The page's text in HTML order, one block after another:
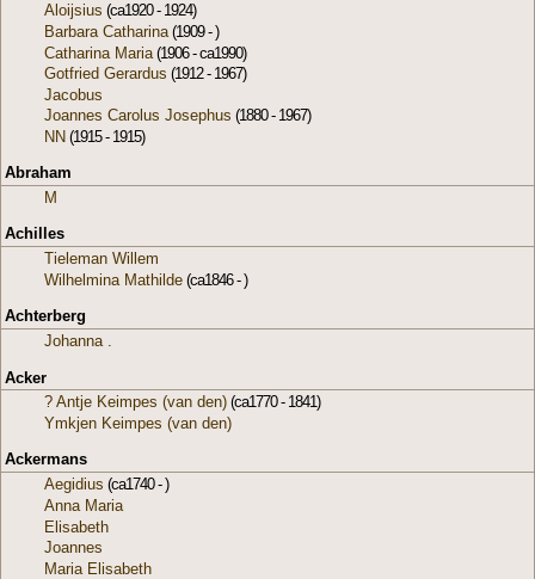
Aloijsius (ca1920 - 1924)
Barbara Catharina (1909 - )
Catharina Maria (1906 - ca1990)
Gotfried Gerardus (1912 - 1967)
Jacobus
Joannes Carolus Josephus (1880 - 1967)
NN (1915 - 1915)
Abraham
M
Achilles
Tieleman Willem
Wilhelmina Mathilde (ca1846 - )
Achterberg
Johanna .
Acker
? Antje Keimpes (van den) (ca1770 - 1841)
Ymkjen Keimpes (van den)
Ackermans
Aegidius (ca1740 - )
Anna Maria
Elisabeth
Joannes
Maria Elisabeth